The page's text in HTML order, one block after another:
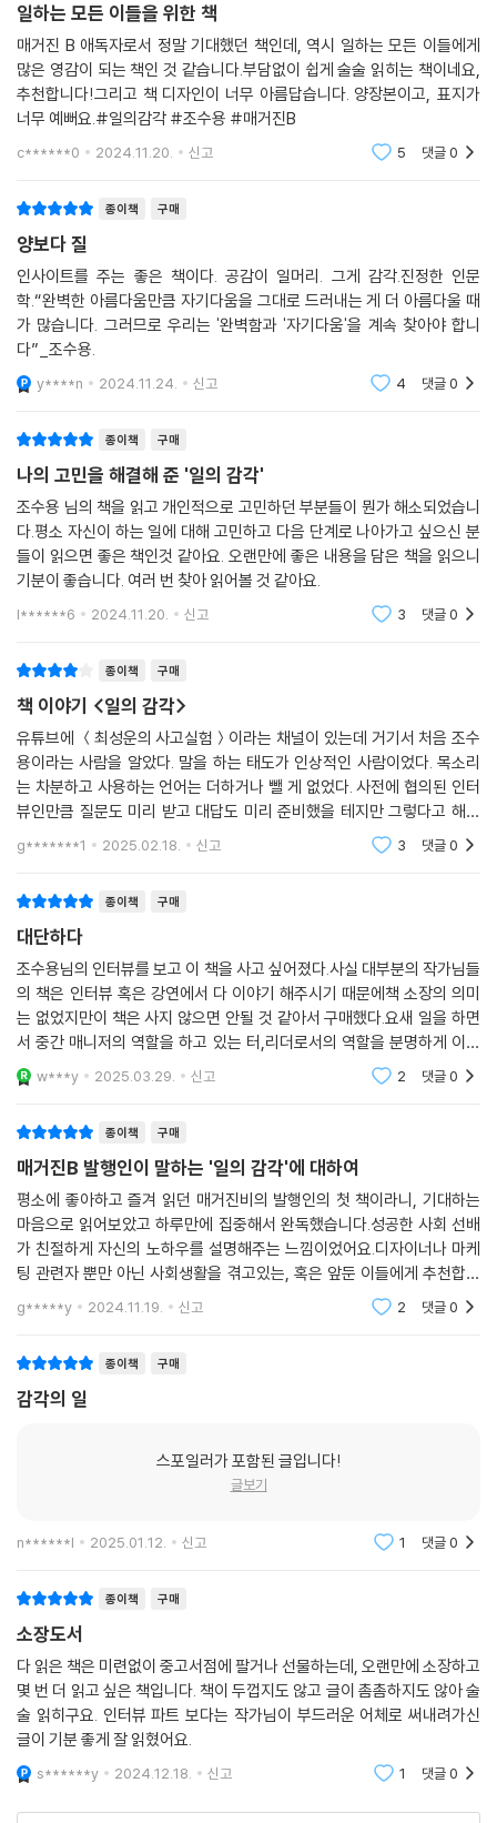
일하는 모든 이들을 위한 책
매거진 B 애독자로서 정말 기대했던 책인데, 역시 일하는 모든 이들에게
많은 영감이 되는 책인 것 같습니다.부담없이 쉽게 술술 읽히는 책이네요,
추천합니다!그리고 책 디자인이 너무 아름답습니다. 양장본이고, 표지가
너무 예뻐요.#일의감각 #조수용 #매거진B
c******0 2024.11.20. 신고 5 댓글0
종이책 구매
양보다 질
인사이트를 주는 좋은 책이다. 공감이 일머리. 그게 감각.진정한 인문
학.“완벽한 아름다움만큼 자기다움을 그대로 드러내는 게 더 아름다울 때
가 많습니다. 그러므로 우리는 '완벽함과 '자기다움'을 계속 찾아야 합니
다”_조수용.
y****n 2024.11.24. 신고 4 댓글0
종이책 구매
나의 고민을 해결해 준 '일의 감각'
조수용 님의 책을 읽고 개인적으로 고민하던 부분들이 뭔가 해소되었습니
다.평소 자신이 하는 일에 대해 고민하고 다음 단계로 나아가고 싶으신 분
들이 읽으면 좋은 책인것 같아요. 오랜만에 좋은 내용을 담은 책을 읽으니
기분이 좋습니다. 여러 번 찾아 읽어볼 것 같아요.
l******6 2024.11.20. 신고 3 댓글0
종이책 구매
책 이야기 <일의 감각>
유튜브에 ＜최성운의 사고실험＞이라는 채널이 있는데 거기서 처음 조수
용이라는 사람을 알았다. 말을 하는 태도가 인상적인 사람이었다. 목소리
는 차분하고 사용하는 언어는 더하거나 뺄 게 없었다. 사전에 협의된 인터
뷰인만큼 질문도 미리 받고 대답도 미리 준비했을 테지만 그렇다고 해서
말을 하는 습관까지 준비할 수는 없다. 대답이 대본이라면 태도는 연기라
고 할 수 있는데 평
g*******1 2025.02.18. 신고 3 댓글0
종이책 구매
대단하다
조수용님의 인터뷰를 보고 이 책을 사고 싶어졌다.사실 대부분의 작가님들
의 책은 인터뷰 혹은 강연에서 다 이야기 해주시기 때문에책 소장의 의미
는 없었지만이 책은 사지 않으면 안될 것 같아서 구매했다.요새 일을 하면
서 중간 매니저의 역할을 하고 있는 터,리더로서의 역할을 분명하게 이야
기 하는 이책은 별점 오점이다.
w***y 2025.03.29. 신고 2 댓글0
종이책 구매
매거진B 발행인이 말하는 '일의 감각'에 대하여
평소에 좋아하고 즐겨 읽던 매거진비의 발행인의 첫 책이라니, 기대하는
마음으로 읽어보았고 하루만에 집중해서 완독했습니다.성공한 사회 선배
가 친절하게 자신의 노하우를 설명해주는 느낌이었어요.디자이너나 마케
팅 관련자 뿐만 아닌 사회생활을 겪고있는, 혹은 앞둔 이들에게 추천합니
g*****y 2024.11.19. 신고 2 댓글0
종이책 구매
감각의 일
스포일러가 포함된 글입니다!
글보기
n******l 2025.01.12. 신고 1 댓글0
종이책 구매
소장도서
다 읽은 책은 미련없이 중고서점에 팔거나 선물하는데, 오랜만에 소장하고
몇 번 더 읽고 싶은 책입니다. 책이 두껍지도 않고 글이 촘촘하지도 않아 술
술 읽히구요. 인터뷰 파트 보다는 작가님이 부드러운 어체로 써내려가신
글이 기분 좋게 잘 읽혔어요.
s******y 2024.12.18. 신고 1 댓글0